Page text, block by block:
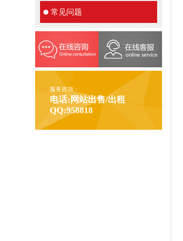
常见问题
服务咨询：
电话:网站出售/出租
QQ:958818